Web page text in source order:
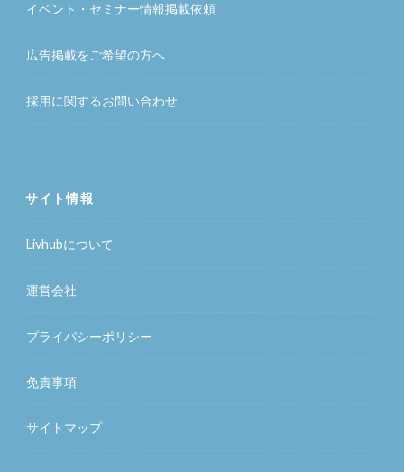
イベント・セミナー情報掲載依頼
広告掲載をご希望の方へ
採用に関するお問い合わせ
サイト情報
Livhubについて
運営会社
プライバシーポリシー
免責事項
サイトマップ